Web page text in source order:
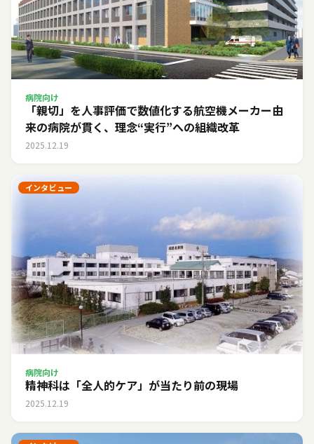
病院向け
「親切」を人事評価で数値化する――航空機メーカー由
来の病院が貫く、理念“実行”への組織改革
2025.12.19
インタビュー
病院向け
精神科は「全人的ケア」が当たり前の現場
2025.12.19